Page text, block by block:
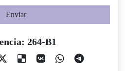
Enviar
264-B1